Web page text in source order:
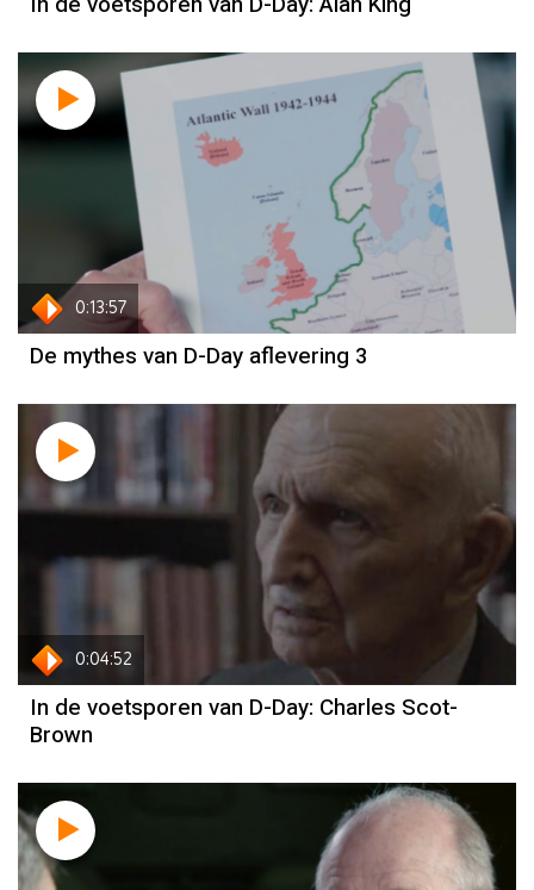
0:13:57
De mythes van D-Day aflevering 3
0:04:52
In de voetsporen van D-Day: Charles Scot-
Brown